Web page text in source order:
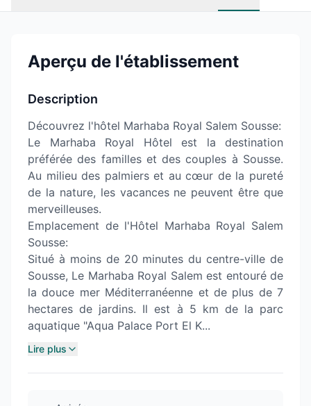
Aperçu de l'établissement
Description
Découvrez l'hôtel Marhaba Royal Salem Sousse:
Le Marhaba Royal Hôtel est la destination
préférée des familles et des couples à Sousse.
Au milieu des palmiers et au cœur de la pureté
de la nature, les vacances ne peuvent être que
merveilleuses.
Emplacement de l'Hôtel Marhaba Royal Salem
Sousse:
Situé à moins de 20 minutes du centre-ville de
Sousse, Le Marhaba Royal Salem est entouré de
la douce mer Méditerranéenne et de plus de 7
hectares de jardins. Il est à 5 km de la parc
aquatique "Aqua Palace Port El K...
Lire plus